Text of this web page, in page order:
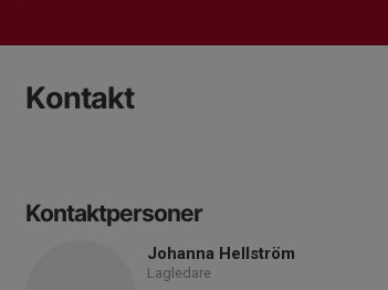
Kontakt
Kontaktpersoner
Johanna Hellström
Lagledare